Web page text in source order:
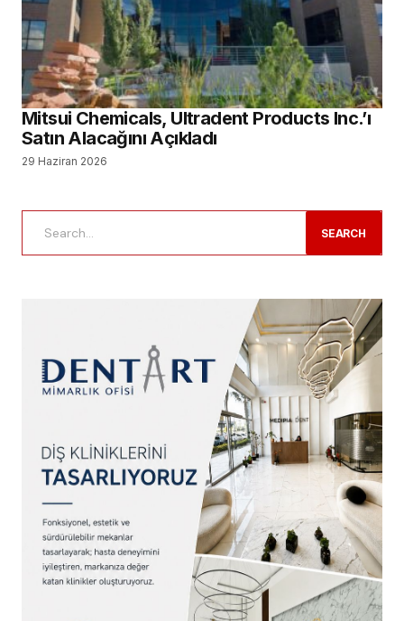
Mitsui Chemicals, Ultradent Products Inc.’ı
Satın Alacağını Açıkladı
29 Haziran 2026
SEARCH